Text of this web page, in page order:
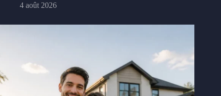
4 août 2026